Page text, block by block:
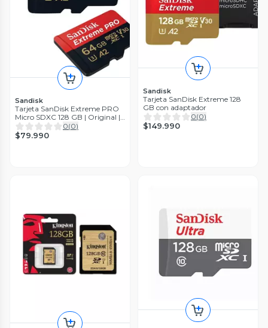
Sandisk
Tarjeta SanDisk Extreme PRO
Micro SDXC 128 GB | Original |
Ultra Rápida V30 A2 | 4K UHD
y Cámaras de
0(0)
$79.990
Sandisk
Tarjeta SanDisk Extreme 128
GB con adaptador
0(0)
$149.990